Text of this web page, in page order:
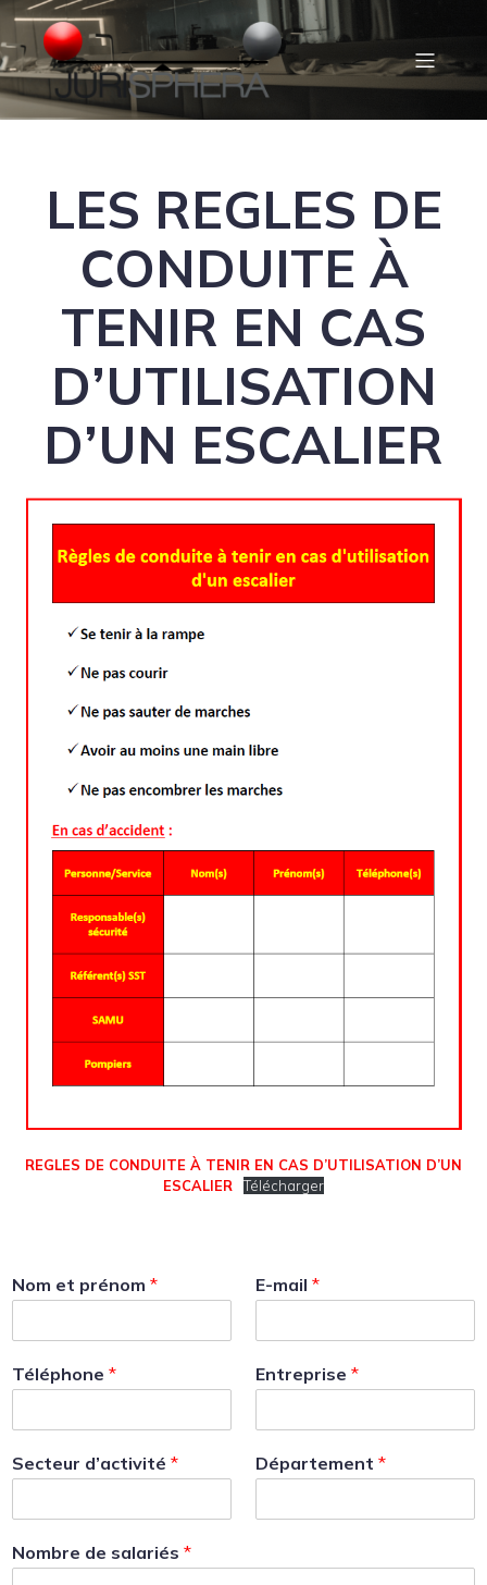
LES REGLES DE
CONDUITE À
TENIR EN CAS
D’UTILISATION
D’UN ESCALIER
REGLES DE CONDUITE À TENIR EN CAS D’UTILISATION D’UN
ESCALIER
Télécharger
Nom et prénom * E-mail *
Téléphone * Entreprise *
Secteur d’activité * Département *
Nombre de salariés *